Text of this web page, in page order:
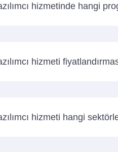
hizmetinde hangi
hizmeti
hizmeti hangi